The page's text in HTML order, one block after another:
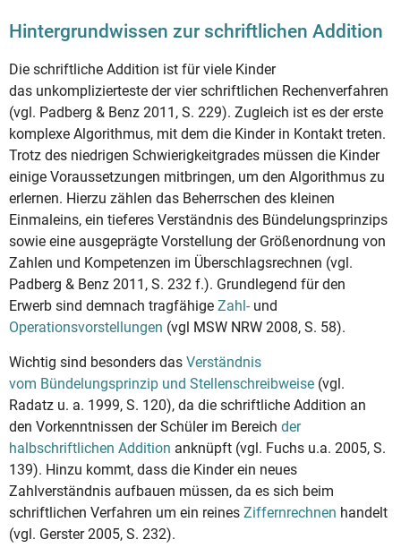
Hintergrundwissen zur schriftlichen Addition
Die schriftliche Addition ist für viele Kinder
das unkomplizierteste der vier schriftlichen Rechenverfahren
(vgl. Padberg & Benz 2011, S. 229). Zugleich ist es der erste
komplexe Algorithmus, mit dem die Kinder in Kontakt treten.
Trotz des niedrigen Schwierigkeitgrades müssen die Kinder
einige Voraussetzungen mitbringen, um den Algorithmus zu
erlernen. Hierzu zählen das Beherrschen des kleinen
Einmaleins, ein tieferes Verständnis des Bündelungsprinzips
sowie eine ausgeprägte Vorstellung der Größenordnung von
Zahlen und Kompetenzen im Überschlagsrechnen (vgl.
Padberg & Benz 2011, S. 232 f.). Grundlegend für den
Erwerb sind demnach tragfähige Zahl- und
Operationsvorstellungen (vgl MSW NRW 2008, S. 58).
Wichtig sind besonders das Verständnis
vom Bündelungsprinzip und Stellenschreibweise (vgl.
Radatz u. a. 1999, S. 120), da die schriftliche Addition an
den Vorkenntnissen der Schüler im Bereich der
halbschriftlichen Addition anknüpft (vgl. Fuchs u.a. 2005, S.
139). Hinzu kommt, dass die Kinder ein neues
Zahlverständnis aufbauen müssen, da es sich beim
schriftlichen Verfahren um ein reines Ziffernrechnen handelt
(vgl. Gerster 2005, S. 232).